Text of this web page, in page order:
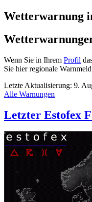
Wetterwarnung
Wenn Sie in Ihrem Profil
Sie hier regionale
Letzte Aktualisierung: 9.
Alle Warnungen
Letzter Estofex